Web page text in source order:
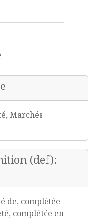
Marchés
(def):
de, complétée
complétée en